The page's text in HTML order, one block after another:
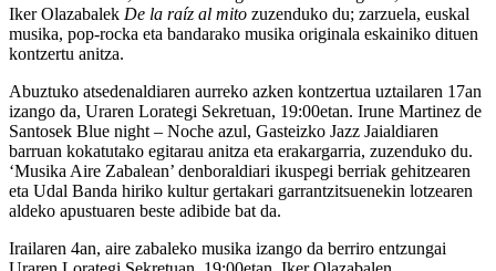
Iker Olazabalek De la raíz al mito zuzenduko du; zarzuela, euskal
musika, pop-rocka eta bandarako musika originala eskainiko dituen
kontzertu anitza.
Abuztuko atsedenaldiaren aurreko azken kontzertua uztailaren 17an
izango da, Uraren Lorategi Sekretuan, 19:00etan. Irune Martinez de
Santosek Blue night – Noche azul, Gasteizko Jazz Jaialdiaren
barruan kokatutako egitarau anitza eta erakargarria, zuzenduko du.
‘Musika Aire Zabalean’ denboraldiari ikuspegi berriak gehitzearen
eta Udal Banda hiriko kultur gertakari garrantzitsuenekin lotzearen
aldeko apustuaren beste adibide bat da.
Irailaren 4an, aire zabaleko musika izango da berriro entzungai